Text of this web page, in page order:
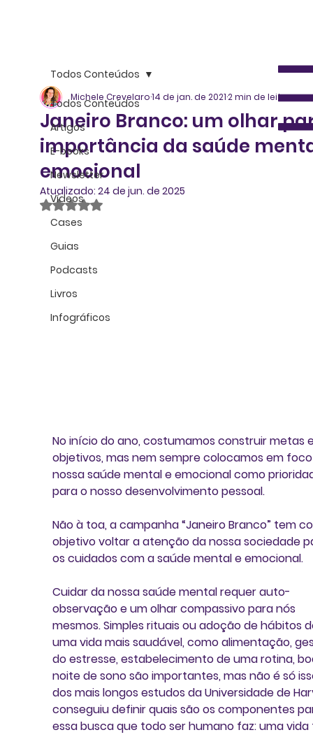
Todos Conteúdos
Artigos
E-books
Newsletter
Vídeos
Cases
Guias
Podcasts
Livros
Infográficos
Todos Conteúdos
Janeiro Branco: um olhar
importância da saúde
emocional
Michele Crevelaro14 de jan. de 20212 min de leitura
Atualizado: 24 de jun. de 2025
Avaliado com NaN de 5 estrelas.
No início do ano, costumamos construir metas
objetivos, mas nem sempre colocamos em
nossa saúde mental e emocional como
para o nosso desenvolvimento pessoal.
Não à toa, a campanha “Janeiro Branco” tem
objetivo voltar a atenção da nossa sociedade
os cuidados com a saúde mental e emocional.
Cuidar da nossa saúde mental requer auto-
observação e um olhar compassivo para nós
mesmos. Simples rituais ou adoção de hábitos
uma vida mais saudável, como alimentação,
do estresse, estabelecimento de uma rotina,
noite de sono são importantes, mas não é só
dos mais longos estudos da Universidade de
conseguiu definir quais são os componentes
essa busca que todo ser humano faz: uma vida